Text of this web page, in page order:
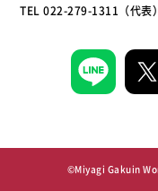
TEL 022-279-1311（代表）
©Miyagi Gakuin